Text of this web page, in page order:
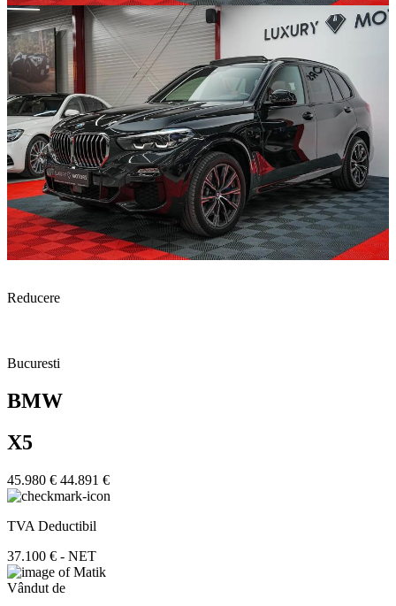
Reducere
Bucuresti
BMW
X5
45.980 € 44.891 €
TVA Deductibil
37.100 € - NET
Vândut de